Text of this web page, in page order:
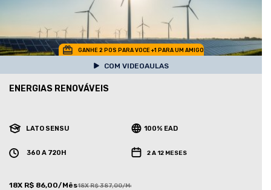
GANHE 2 POS PARA VOCE +1 PARA UM AMIGO
COM VIDEOAULAS
ENERGIAS RENOVÁVEIS
LATO SENSU 100% EAD
360 A 720H 2 A 12 MESES
18X R$ 86,00/Mês18X R$ 387,00/Mês